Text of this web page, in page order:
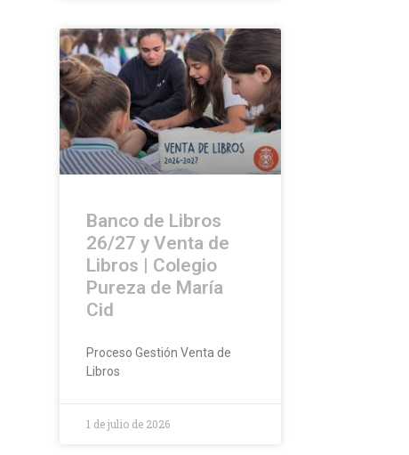
Banco de Libros
26/27 y Venta de
Libros | Colegio
Pureza de María
Cid
Proceso Gestión Venta de
Libros
1 de julio de 2026